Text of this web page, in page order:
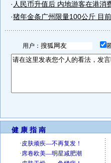
· 人民币升值后 内地游客在港消
·猪年金条广州限量100公斤 目前
用户：
健 康 指 南